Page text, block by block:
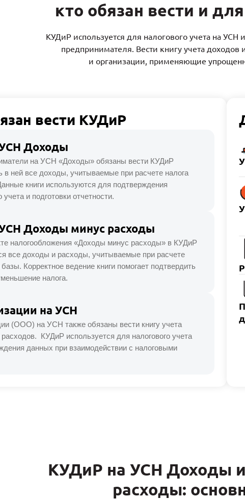
кто обязан вести и
КУДиР используется для налогового учета на
предпринимателя. Вести книгу учета
и организации, применяющие
вести КУДиР
Доходы
на УСН «Доходы» обязаны вести КУДиР
в ней все доходы, учитываемые при расчете налога
книги используются для подтверждения
учета и подготовки отчетности.
Доходы минус расходы
налогообложения «Доходы минус расходы» в КУДиР
все доходы и расходы, учитываемые при расчете
базы. Корректное ведение книги помогает подтвердить
налога.
на УСН
(ООО) на УСН также обязаны вести книгу учета
КУДиР используется для налогового учета
данных при взаимодействии с налоговыми
КУДиР на УСН Доходы
расходы: